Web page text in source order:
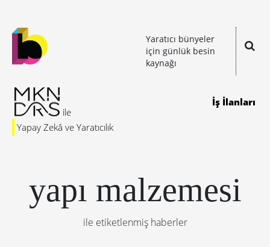
Yaratıcı bünyeler
için günlük besin
kaynağı
Yapay Zekâ ve Yaratıcılık
İş İlanları
yapı malzemesi
ile etiketlenmiş haberler